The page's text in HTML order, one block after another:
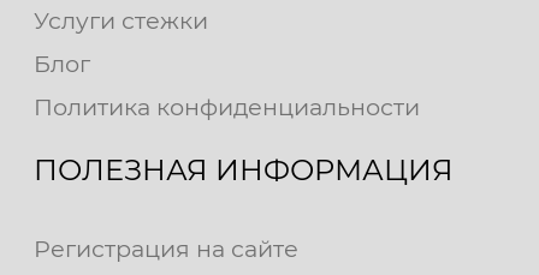
Услуги стежки
Блог
Политика конфиденциальности
ПОЛЕЗНАЯ ИНФОРМАЦИЯ
Регистрация на сайте